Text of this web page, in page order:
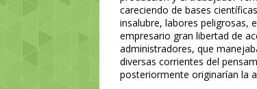
careciendo de bases
insalubre, labores peligrosas,
empresario gran libertad de
administradores, que
diversas corrientes del
posteriormente originarían la